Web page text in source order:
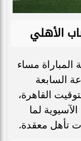
الأهلي
مساء
عند الساعة السابعة
القاهرة،
لما
تأهل معقدة.